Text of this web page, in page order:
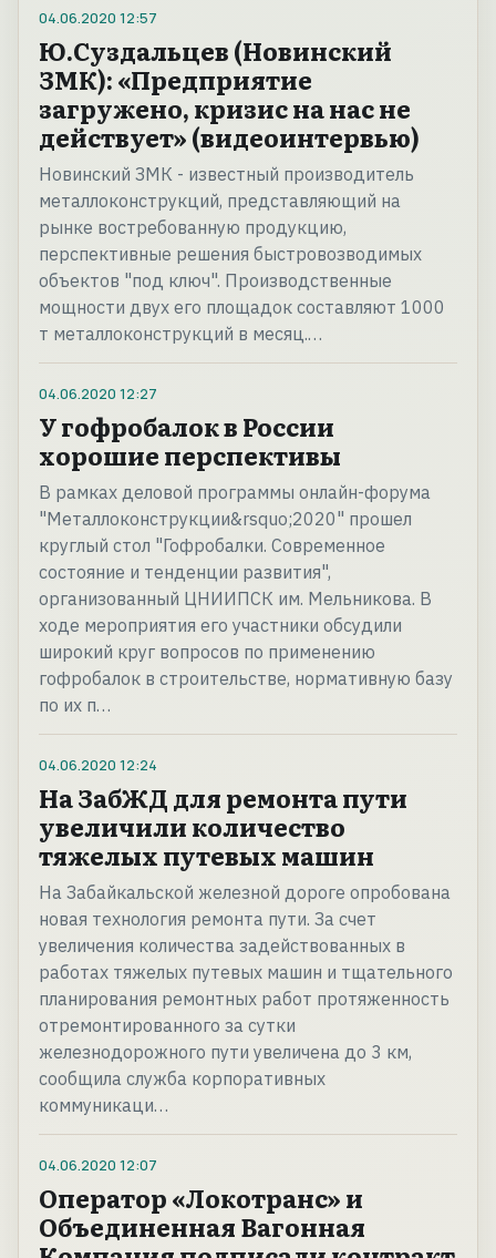
04.06.2020 12:57
Ю.Суздальцев (Новинский
ЗМК): «Предприятие
загружено, кризис на нас не
действует» (видеоинтервью)
Новинский ЗМК - известный производитель
металлоконструкций, представляющий на
рынке востребованную продукцию,
перспективные решения быстровозводимых
объектов "под ключ". Производственные
мощности двух его площадок составляют 1000
т металлоконструкций в месяц.…
04.06.2020 12:27
У гофробалок в России
хорошие перспективы
В рамках деловой программы онлайн-форума
"Металлоконструкции&rsquo;2020" прошел
круглый стол "Гофробалки. Современное
состояние и тенденции развития",
организованный ЦНИИПСК им. Мельникова. В
ходе мероприятия его участники обсудили
широкий круг вопросов по применению
гофробалок в строительстве, нормативную базу
по их п…
04.06.2020 12:24
На ЗабЖД для ремонта пути
увеличили количество
тяжелых путевых машин
На Забайкальской железной дороге опробована
новая технология ремонта пути. За счет
увеличения количества задействованных в
работах тяжелых путевых машин и тщательного
планирования ремонтных работ протяженность
отремонтированного за сутки
железнодорожного пути увеличена до 3 км,
сообщила служба корпоративных
коммуникаци…
04.06.2020 12:07
Оператор «Локотранс» и
Объединенная Вагонная